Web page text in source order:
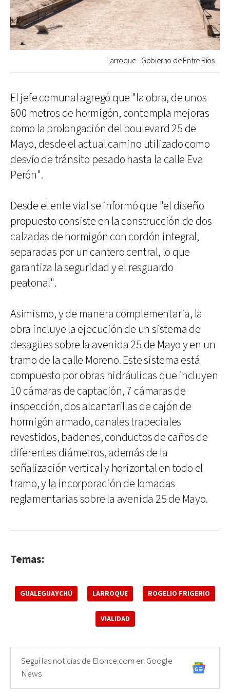
Larroque - Gobierno de Entre Ríos
El jefe comunal agregó que "la obra, de unos
600 metros de hormigón, contempla mejoras
como la prolongación del boulevard 25 de
Mayo, desde el actual camino utilizado como
desvío de tránsito pesado hasta la calle Eva
Perón".
Desde el ente vial se informó que "el diseño
propuesto consiste en la construcción de dos
calzadas de hormigón con cordón integral,
separadas por un cantero central, lo que
garantiza la seguridad y el resguardo
peatonal".
Asimismo, y de manera complementaria, la
obra incluye la ejecución de un sistema de
desagües sobre la avenida 25 de Mayo y en un
tramo de la calle Moreno. Este sistema está
compuesto por obras hidráulicas que incluyen
10 cámaras de captación, 7 cámaras de
inspección, dos alcantarillas de cajón de
hormigón armado, canales trapeciales
revestidos, badenes, conductos de caños de
diferentes diámetros, además de la
señalización vertical y horizontal en todo el
tramo, y la incorporación de lomadas
reglamentarias sobre la avenida 25 de Mayo.
Temas:
GUALEGUAYCHÚ LARROQUE ROGELIO FRIGERIO
VIALIDAD
Seguí las noticias de Elonce.com en Google
News